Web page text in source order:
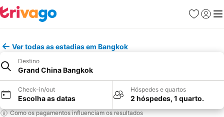
Favoritos
Iniciar
Ver todas as estadias em Bangkok
Destino
Grand China Bangkok
Check-in/out
Escolha as datas
Hóspedes e quartos
2 hóspedes, 1 quarto.
Como os pagamentos influenciam os resultados